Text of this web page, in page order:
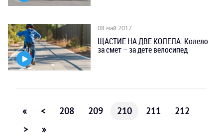
08 май 2017
ЩАСТИЕ НА ДВЕ КОЛЕЛА: Колело
за смет – за дете велосипед
« < 208 209 210 211
212
>
»